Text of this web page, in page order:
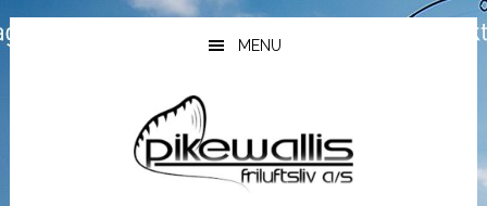
Hopp
til
Hopp
til
Hopp
til
MENU